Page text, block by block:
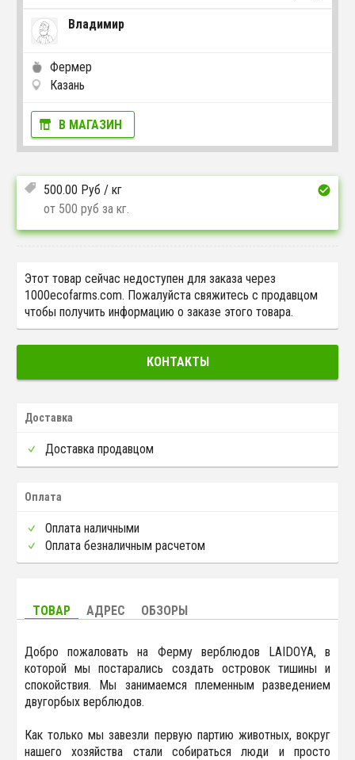
Владимир
Фермер
Казань
В МАГАЗИН
500.00 Руб / кг
от 500 руб за кг.
Этот товар сейчас недоступен для заказа через
1000ecofarms.com. Пожалуйста свяжитесь с продавцом
чтобы получить информацию о заказе этого товара.
КОНТАКТЫ
Доставка
Доставка продавцом
Оплата
Оплата наличными
Оплата безналичным расчетом
ТОВАР АДРЕС ОБЗОРЫ
Добро пожаловать на Ферму верблюдов LAIDOYA, в
которой мы постарались создать островок тишины и
спокойствия. Мы занимаемся племенным разведением
двугорбых верблюдов.
Как только мы завезли первую партию животных, вокруг
нашего хозяйства стали собираться люди и просто